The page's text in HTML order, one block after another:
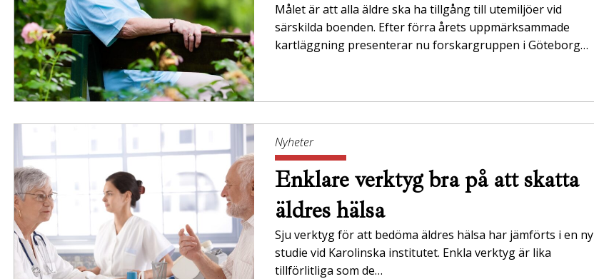
Målet är att alla äldre ska ha tillgång till utemiljöer vid
särskilda boenden. Efter förra årets uppmärksammade
kartläggning presenterar nu forskargruppen i Göteborg…
Nyheter
Enklare verktyg bra på att skatta
äldres hälsa
Sju verktyg för att bedöma äldres hälsa har jämförts i en ny
studie vid Karolinska institutet. Enkla verktyg är lika
tillförlitliga som de…